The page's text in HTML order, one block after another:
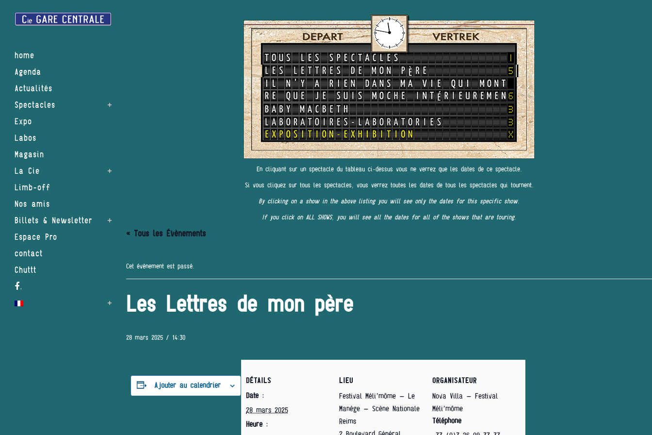
home
Agenda
Actualités
Spectacles
Expo
Labos
Magasin
La Cie
Limb-off
Nos amis
Billets & Newsletter
Espace Pro
contact
Chuttt
.
En cliquant sur un spectacle du tableau ci-dessus vous ne verrez que les dates de ce spectacle.
Si vous cliquez sur tous les spectacles, vous verrez toutes les dates de tous les spectacles qui tournent.
By clicking on a show in the above listing you will see only the dates for this specific show.
If you click on ALL SHOWS, you will see all the dates for all of the shows that are touring.
« Tous les Évènements
Cet évènement est passé.
Les Lettres de mon père
28 mars 2025 / 14:30
Ajouter au calendrier
DÉTAILS
Date :
28 mars 2025
Heure :
LIEU
Festival Méli’môme – Le
Manège – Scène Nationale
Reims
ORGANISATEUR
Nova Villa – Festival
Méli’môme
Téléphone